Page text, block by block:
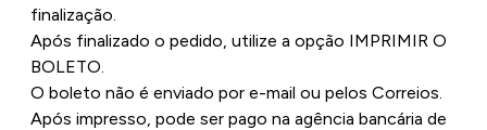
finalização.
Após finalizado o pedido, utilize a opção IMPRIMIR O
BOLETO.
O boleto não é enviado por e-mail ou pelos Correios.
Após impresso, pode ser pago na agência bancária de